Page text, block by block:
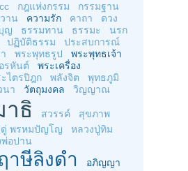
กฎแห่งกรรม
กรรมฐาน
าน ความรัก คาถา
ดวง
ญ ธรรมทาน ธรรมะ
นรก
ปฏิบัติธรรม
ประสบการณ์
พระพุทธรูป
พระพุทธเจ้า
รหันต์
พระเครื่อง
ไตรปิฎก พลังจิต
พุทธภูมิ
นา วัตถุมงคล วิญญาณ
าธิ สวรรค์
สุขภาพ
ดู่ พรหมปัญโญ
หลวงปู่ทิม
อปาน
าษีลิงดำ
อภิญญา